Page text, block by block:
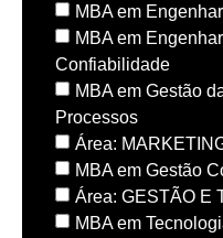
MBA em
MBA em
Confiabilidade
MBA em Gestão
Processos
Área:
MBA em Gestão
Área: GESTÃO E
MBA em